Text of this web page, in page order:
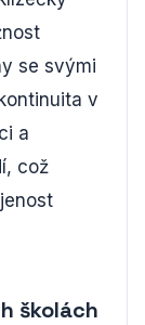
se svými
v
a
což
školách